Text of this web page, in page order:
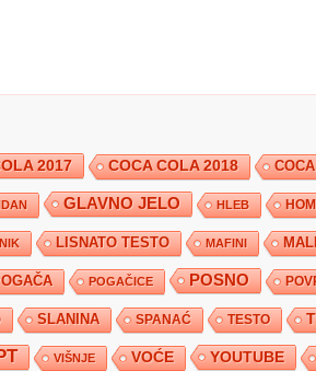
2017 COCA COLA 2018
GLAVNO JELO HLEB
LISNATO TESTO MAFINI
POGAČICE POSNO
SLANINA SPANAĆ TESTO
VIŠNJE VOĆE YOUTUBE